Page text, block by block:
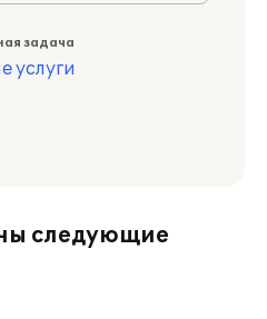
задача
услуги
следующие